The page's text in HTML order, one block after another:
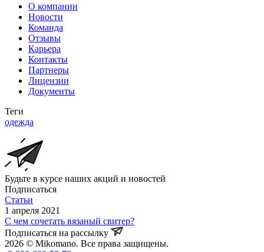
О компании
Новости
Команда
Отзывы
Карьера
Контакты
Партнеры
Лицензии
Документы
Теги
одежда
Будьте в курсе наших акций и новостей
Подписаться
Статьи
1 апреля 2021
С чем сочетать вязаный свитер?
Подписаться на рассылку
2026 © Mikomano. Все права защищены.